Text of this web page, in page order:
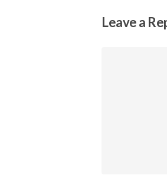
Leave a